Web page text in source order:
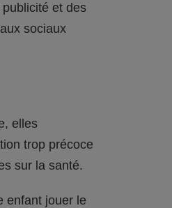
et des
sociaux
elles
trop précoce
sur la santé.
enfant jouer le